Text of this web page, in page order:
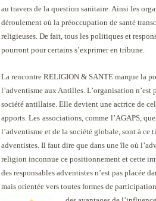
au travers de la question sanitaire. Ainsi les
déroulement où la préoccupation de santé
religieuses. De fait, tous les politiques et
pourront pour certains s’exprimer en tribune.
La rencontre RELIGION & SANTE marque la
l’adventisme aux Antilles. L’organisation n’est
société antillaise. Elle devient une actrice de
apports. Les associations, comme l’AGAPS,
l’adventisme et de la société globale, sont à ce
adventistes. Il faut dire que dans une île où
religion inconnue ce positionnement et cette
des responsables adventistes n’est pas placée
mais orientée vers toutes formes de